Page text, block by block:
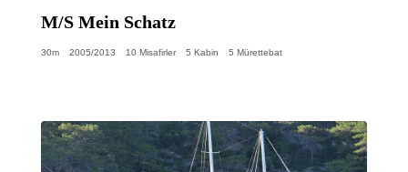
M/S Mein Schatz
30m 2005/2013 10 Misafirler 5 Kabin 5 Mürettebat